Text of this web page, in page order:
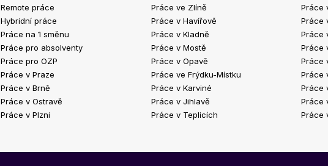
Remote práce
Hybridní práce
Práce na 1 směnu
Práce pro absolventy
Práce pro OZP
Práce v Praze
Práce v Brně
Práce v Ostravě
Práce v Plzni
Práce ve Zlíně
Práce v Havířově
Práce v Kladně
Práce v Mostě
Práce v Opavě
Práce ve Frýdku-Místku
Práce v Karviné
Práce v Jihlavě
Práce v Teplicích
Práce
Práce
Práce
Práce
Práce
Práce
Práce
Práce
Práce